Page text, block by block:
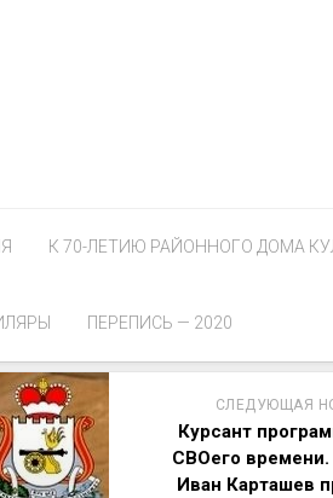
К 70-ЛЕТИЮ РАЙОННОГО ДОМА
ПЕРЕПИСЬ — 2020
СЛЕДУЮЩАЯ
Курсант
СВОего
Иван Карташев